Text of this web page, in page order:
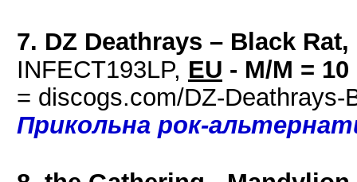
7. DZ Deathrays – Black
INFECT193LP, EU - M/M = 10
= discogs.com/DZ-
Прикольна рок-